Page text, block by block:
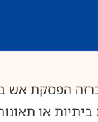
הפסקת אש
ביתיות או